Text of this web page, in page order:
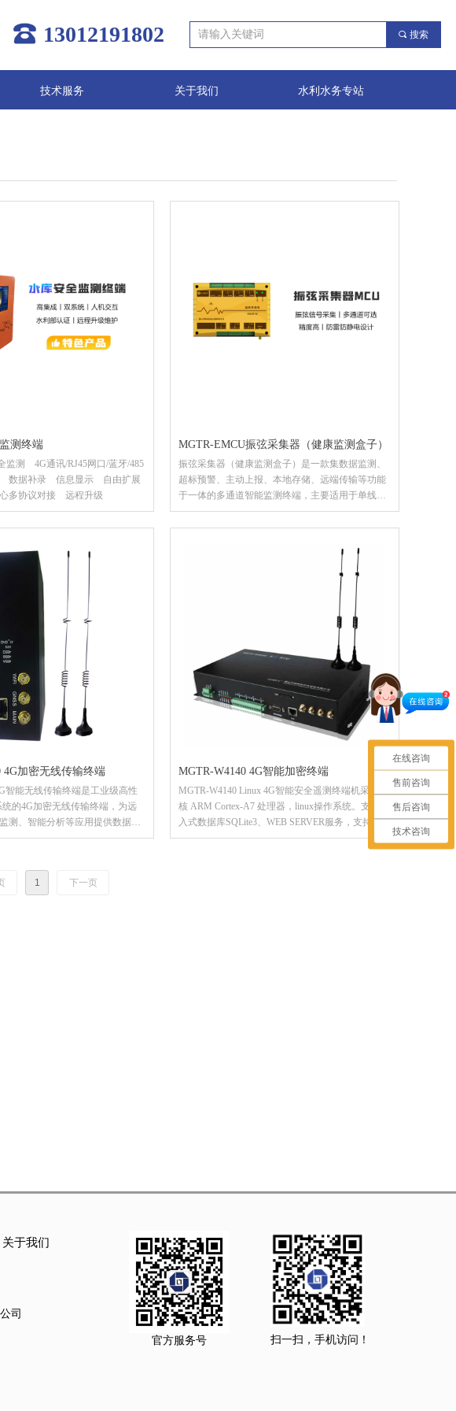
끠 搜索
13012191802
技术服务 关于我们 水利水务专站
测终端
监测 4G通讯/RJ45网口/蓝牙/485
数据补录 信息显示 自由扩展
多协议对接 远程升级
MGTR-EMCU振弦采集器（健康监测盒子）
振弦采集器（健康监测盒子）是一款集数据监测、
超标预警、主动上报、本地存储、远端传输等功能
于一体的多通道智能监测终端，主要适用于单线圈
振弦式仪器(传感器)输出的频率信号及温度采集，
如振弦式渗压计、振弦式测缝计、振弦式应变计、
4G加密无线传输终端
智能无线传输终端是工业级高性
的4G加密无线传输终端，为远
测、智能分析等应用提供数据传
WCDMA/TD-
距离无线通信。以及
北斗多种制式卫星定位；拥有多个
MGTR-W4140 4G智能加密终端
MGTR-W4140 Linux 4G智能安全遥测终端机采用四
核 ARM Cortex-A7 处理器，linux操作系统。支持嵌
入式数据库SQLite3、WEB SERVER服务，支持
chrome，firefox等主流浏览器远程访问查看并设置
1 下一页
关于我们
扫一扫，手机访问！
司
官方服务号
在线咨询
售前咨询
售后咨询
技术咨询